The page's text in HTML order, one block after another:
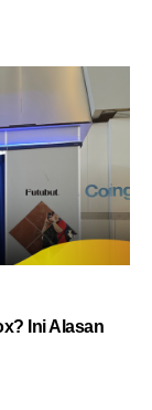
Ini Alasan